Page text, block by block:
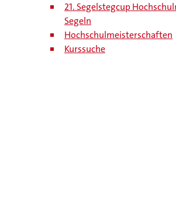
21. Segelstegcup
Segeln
Hochschulmeisterschaften
Kurssuche